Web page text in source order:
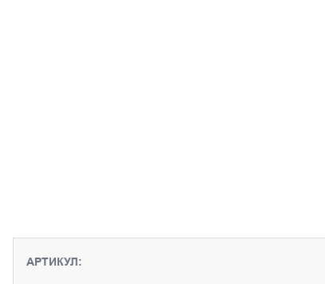
АРТИКУЛ: